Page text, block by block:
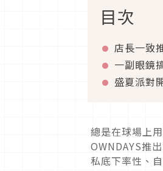
目次
店長一致
一副眼鏡
盛夏派對
總是在球場上
OWNDAYS推
私底下率性、